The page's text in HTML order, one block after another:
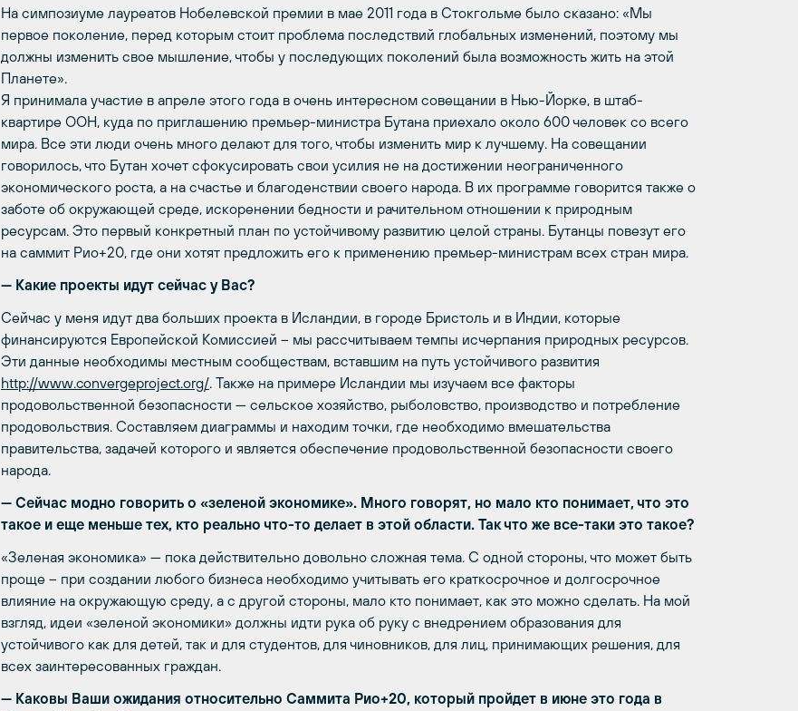
На симпозиуме лауреатов Нобелевской премии в мае 2011 года в Стокгольме было сказано: «Мы
первое поколение, перед которым стоит проблема последствий глобальных изменений, поэтому мы
должны изменить свое мышление, чтобы у последующих поколений была возможность жить на этой
Планете».
Я принимала участие в апреле этого года в очень интересном совещании в Нью-Йорке, в штаб-
квартире ООН, куда по приглашению премьер-министра Бутана приехало около 600 человек со всего
мира. Все эти люди очень много делают для того, чтобы изменить мир к лучшему. На совещании
говорилось, что Бутан хочет сфокусировать свои усилия не на достижении неограниченного
экономического роста, а на счастье и благоденствии своего народа. В их программе говорится также о
заботе об окружающей среде, искоренении бедности и рачительном отношении к природным
ресурсам. Это первый конкретный план по устойчивому развитию целой страны. Бутанцы повезут его
на саммит Рио+20, где они хотят предложить его к применению премьер-министрам всех стран мира.
— Какие проекты идут сейчас у Вас?
Сейчас у меня идут два больших проекта в Исландии, в городе Бристоль и в Индии, которые
финансируются Европейской Комиссией – мы рассчитываем темпы исчерпания природных ресурсов.
Эти данные необходимы местным сообществам, вставшим на путь устойчивого развития
http://www.convergeproject.org/. Также на примере Исландии мы изучаем все факторы
продовольственной безопасности — сельское хозяйство, рыболовство, производство и потребление
продовольствия. Составляем диаграммы и находим точки, где необходимо вмешательства
правительства, задачей которого и является обеспечение продовольственной безопасности своего
народа.
— Сейчас модно говорить о «зеленой экономике». Много говорят, но мало кто понимает, что это
такое и еще меньше тех, кто реально что-то делает в этой области. Так что же все-таки это такое?
«Зеленая экономика» — пока действительно довольно сложная тема. С одной стороны, что может быть
проще – при создании любого бизнеса необходимо учитывать его краткосрочное и долгосрочное
влияние на окружающую среду, а с другой стороны, мало кто понимает, как это можно сделать. На мой
взгляд, идеи «зеленой экономики» должны идти рука об руку с внедрением образования для
устойчивого как для детей, так и для студентов, для чиновников, для лиц, принимающих решения, для
всех заинтересованных граждан.
— Каковы Ваши ожидания относительно Саммита Рио+20, который пройдет в июне это года в